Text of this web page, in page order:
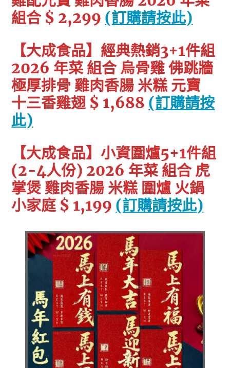
組合 $ 2,299 (訂購請按此)
【大成食品】經典熱銷3+1件組
2026 年菜 組合 烏骨雞 佛跳牆
極厚排骨 雞肉香腸 米糕 元寶
十三香雞翅 $ 1,688 (訂購請按
此)
【大成食品】小資圍爐5+1件組
(2-4人份) 2026 年菜 組合 虎
掌煲 雞肉香腸 米糕 圍爐 火鍋
小家庭 $ 1,199 (訂購請按此)